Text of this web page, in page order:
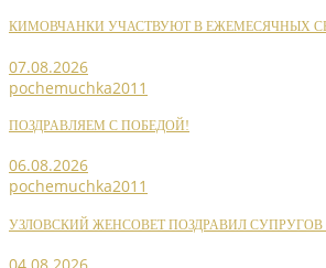
КИМОВЧАНКИ УЧАСТВУЮТ В ЕЖЕМЕСЯЧНЫХ
07.08.2026
pochemuchka2011
ПОЗДРАВЛЯЕМ С ПОБЕДОЙ!
06.08.2026
pochemuchka2011
УЗЛОВСКИЙ ЖЕНСОВЕТ ПОЗДРАВИЛ